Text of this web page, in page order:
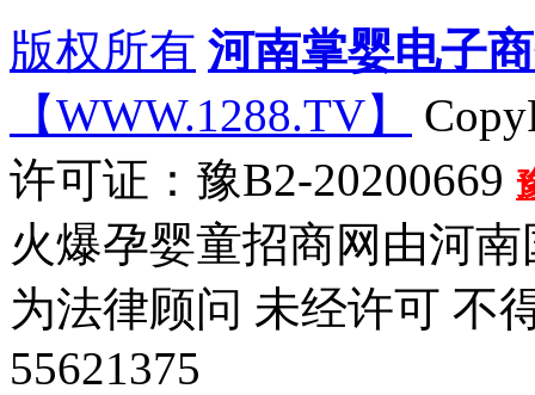
版权所有 河南掌婴电子
【WWW.1288.TV】
许可证：豫B2-20200669
火爆孕婴童招商网由河
为法律顾问 未经许可 不
55621375